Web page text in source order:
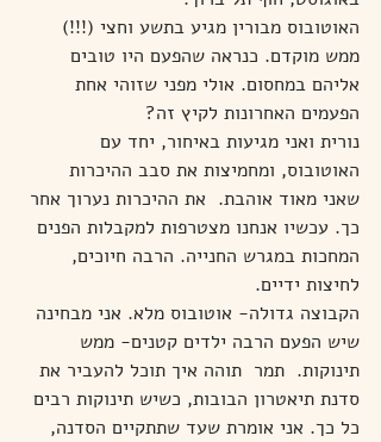
האוטובוס מבורין מגיע בתשע וחצי (!!!)
ממש מוקדם. כנראה שהפעם היו טובים
אליהם במחסום. אולי מפני שזוהי אחת
הפעמים האחרונות לקיץ זה?
נורית ואני מגיעות באיחור, יחד עם
האוטובוס, ומחמיצות את סבב ההיכרות
שאני מאוד אוהבת.  את ההיכרות נערוך אחר
כך. עכשיו אנחנו מצטרפות למקבלות הפנים
המחכות במגרש החנייה. הרבה חיוכים,
לחיצות ידיים.
הקבוצה גדולה- אוטובוס מלא. אני מבחינה
שיש הפעם הרבה ילדים קטנים- ממש
תינוקות.  תמר  תוהה איך תוכל להעביר את
סדנת תיאטרון הבובות, כשיש תינוקות רבים
כל כך. אני אומרת שעד שתתקיים הסדנה,